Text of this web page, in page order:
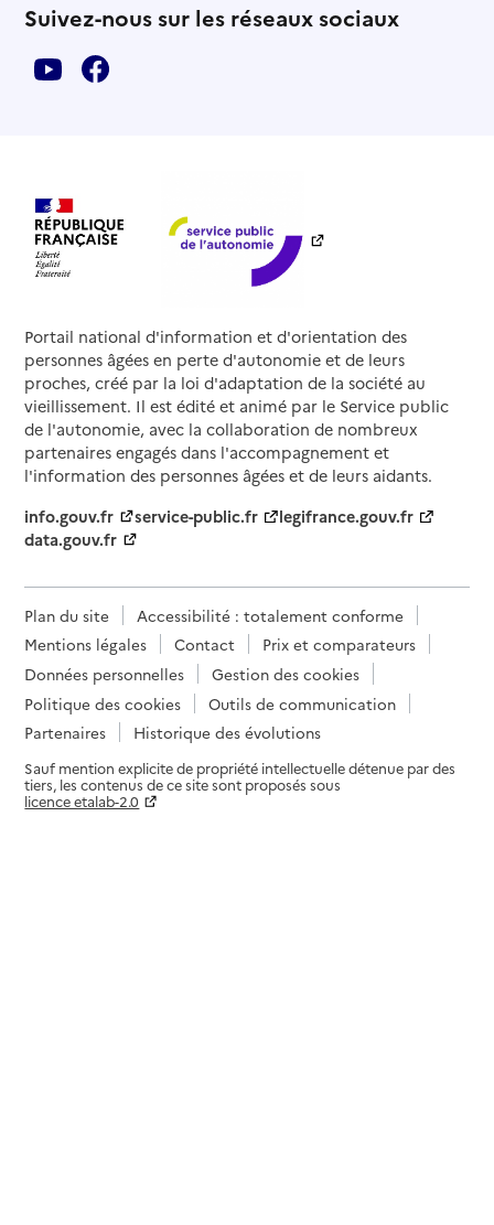
Suivez-nous sur les réseaux sociaux
Portail national d'information et d'orientation des
personnes âgées en perte d'autonomie et de leurs
proches, créé par la loi d'adaptation de la société au
vieillissement. Il est édité et animé par le Service public
de l'autonomie, avec la collaboration de nombreux
partenaires engagés dans l'accompagnement et
l'information des personnes âgées et de leurs aidants.
info.gouv.fr
service-public.fr
legifrance.gouv.fr
data.gouv.fr
Plan du site
Accessibilité : totalement conforme
Mentions légales
Contact
Prix et comparateurs
Données personnelles
Gestion des cookies
Politique des cookies
Outils de communication
Partenaires
Historique des évolutions
Sauf mention explicite de propriété intellectuelle détenue par des
tiers, les contenus de ce site sont proposés sous
licence etalab-2.0